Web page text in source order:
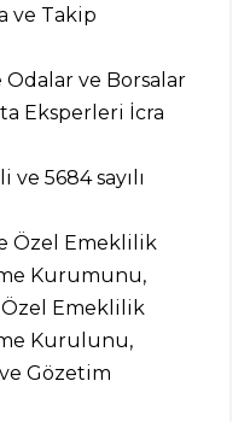
ve Takip
ve Borsalar
Eksperleri İcra
5684 sayılı
Özel Emeklilik
Kurumunu,
Özel Emeklilik
Kurulunu,
Gözetim